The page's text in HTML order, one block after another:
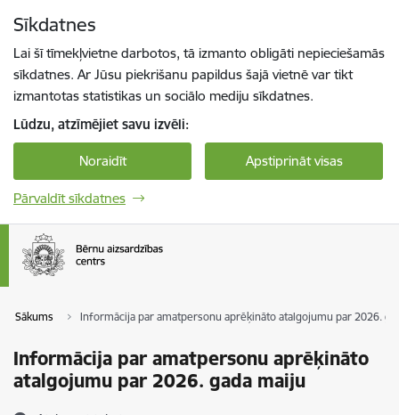
Sīkdatnes
Lai šī tīmekļvietne darbotos, tā izmanto obligāti nepieciešamās
sīkdatnes. Ar Jūsu piekrišanu papildus šajā vietnē var tikt
izmantotas statistikas un sociālo mediju sīkdatnes.
Lūdzu, atzīmējiet savu izvēli:
Noraidīt Apstiprināt visas
Pārvaldīt sīkdatnes
Sākums Informācija par amatpersonu aprēķināto atalgojumu par 2026.
Informācija par amatpersonu aprēķināto
atalgojumu par 2026. gada maiju